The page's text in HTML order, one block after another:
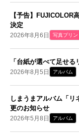
【予告】FUJICOLOR
決定
2026年8月6日 写真プリン
「台紙が選べて足せ
2026年8月5日 アルバム
しまうまアルバム「リ
更のお知らせ
2026年5月8日 アルバム